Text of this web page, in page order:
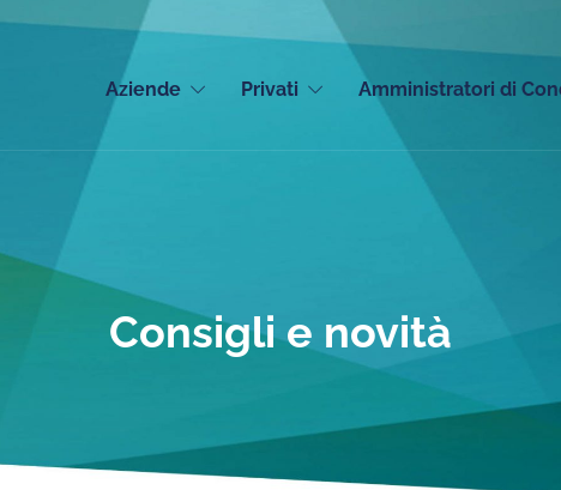
Aziende Privati Amministratori di
Consigli e novità